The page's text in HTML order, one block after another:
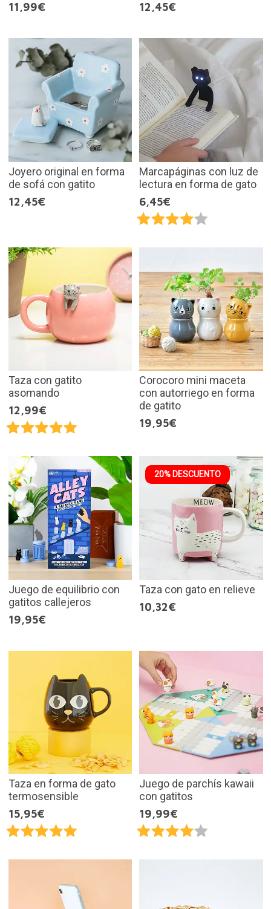
11,99€
12,45€
Joyero original en forma
de sofá con gatito
12,45€
Marcapáginas con luz de
lectura en forma de gato
6,45€
Taza con gatito
asomando
12,99€
Corocoro mini maceta
con autorriego en forma
de gatito
19,95€
Juego de equilibrio con
gatitos callejeros
19,95€
20% DESCUENTO
Taza con gato en relieve
10,32€
Taza en forma de gato
termosensible
15,95€
Juego de parchís kawaii
con gatitos
19,99€